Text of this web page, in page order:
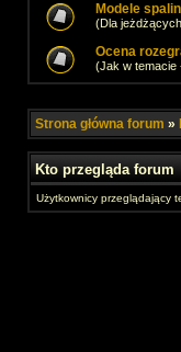
Modele
(Dla
Ocena
(Jak w temacie
Strona główna forum »
Kto przegląda forum
Użytkownicy przeglądający